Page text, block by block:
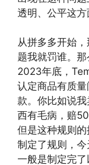
透明、公平这方
从拼多多开始
题我就罚谁。
2023年底，
认定商品有质
款。你比如说
西有毛病，赔
但是这种规则
制定了规则，
一般是制定完